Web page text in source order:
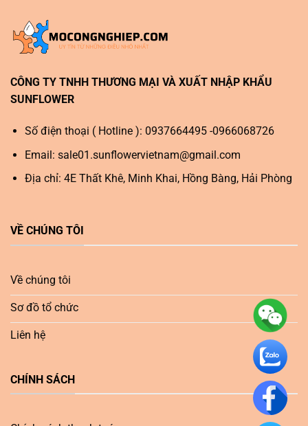
CÔNG TY TNHH THƯƠNG MẠI VÀ XUẤT NHẬP KHẨU
SUNFLOWER
Số điện thoại ( Hotline ): 0937664495 -0966068726
Email: sale01.sunflowervietnam@gmail.com
Địa chỉ: 4E Thất Khê, Minh Khai, Hồng Bàng, Hải Phòng
VỀ CHÚNG TÔI
Về chúng tôi
Sơ đồ tổ chức
Liên hệ
CHÍNH SÁCH